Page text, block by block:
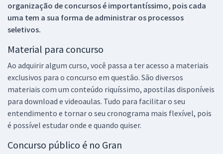
organização de concursos é importantíssimo, pois cada
uma tem a sua forma de administrar os processos
seletivos.
Material para concurso
Ao adquirir algum curso, você passa a ter acesso a materiais
exclusivos para o concurso em questão. São diversos
materiais com um conteúdo riquíssimo, apostilas disponíveis
para download e videoaulas. Tudo para facilitar o seu
entendimento e tornar o seu cronograma mais flexível, pois
é possível estudar onde e quando quiser.
Concurso público é no Gran